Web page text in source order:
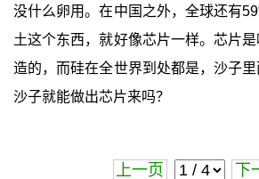
没什么卵用。在中国之外，全球还有
土这个东西，就好像芯片一样。芯片
造的，而硅在全世界到处都是，沙子
沙子就能做出芯片来吗？
上一页 下